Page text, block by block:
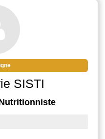
surplombant le fleuve et à
de la plage, la Résidence
20 appartements du
rénovés en 2015.
SISTI